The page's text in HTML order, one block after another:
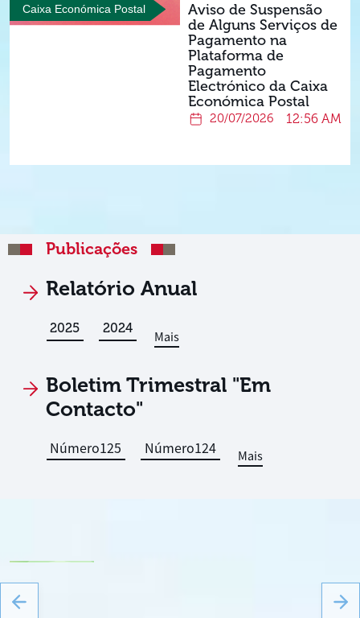
Caixa Económica Postal
Aviso de Suspensão
de Alguns Serviços de
Pagamento na
Plataforma de
Pagamento
Electrónico da Caixa
Económica Postal
20/07/2026 12:56 AM
Publicações
Relatório Anual
2025 2024 Mais
Boletim Trimestral "Em
Contacto"
Número125 Número124 Mais